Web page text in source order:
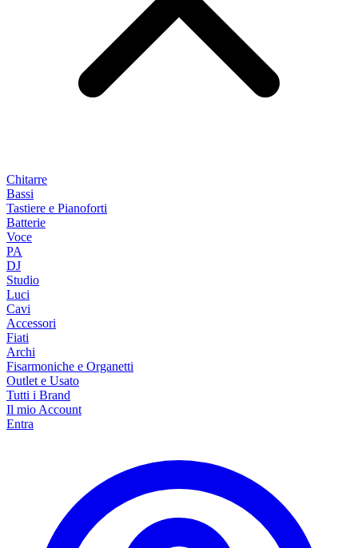
Chitarre
Bassi
Tastiere e Pianoforti
Batterie
Voce
PA
DJ
Studio
Luci
Cavi
Accessori
Fiati
Archi
Fisarmoniche e Organetti
Outlet e Usato
Tutti i Brand
Il mio Account
Entra